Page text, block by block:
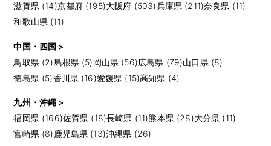
滋賀県 (14)京都府 (195)大阪府 (503)兵庫県 (211)奈良県 (11)
和歌山県 (11)
中国・四国 >
鳥取県 (2)島根県 (5)岡山県 (56)広島県 (79)山口県 (8)
徳島県 (5)香川県 (16)愛媛県 (15)高知県 (4)
九州・沖縄 >
福岡県 (166)佐賀県 (18)長崎県 (11)熊本県 (28)大分県 (11)
宮崎県 (8) 鹿児島県 (13)沖縄県 (26)